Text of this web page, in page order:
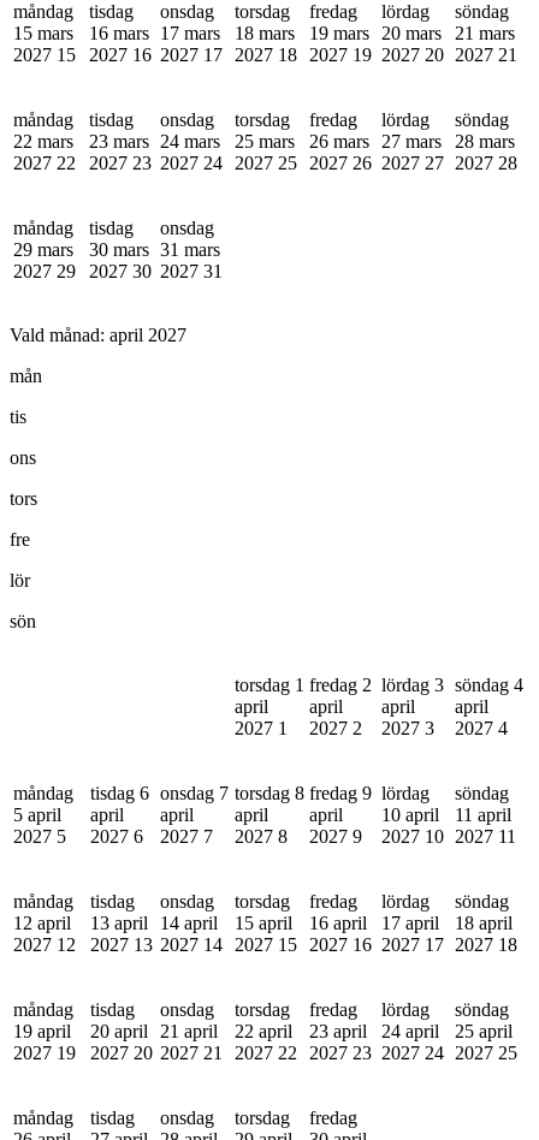
måndag
15 mars
2027 15
tisdag
16 mars
2027 16
onsdag
17 mars
2027 17
torsdag
18 mars
2027 18
fredag
19 mars
2027 19
lördag
20 mars
2027 20
söndag
21 mars
2027 21
måndag
22 mars
2027 22
tisdag
23 mars
2027 23
onsdag
24 mars
2027 24
torsdag
25 mars
2027 25
fredag
26 mars
2027 26
lördag
27 mars
2027 27
söndag
28 mars
2027 28
måndag
29 mars
2027 29
tisdag
30 mars
2027 30
onsdag
31 mars
2027 31
Vald månad: april 2027
mån
tis
ons
tors
fre
lör
sön
torsdag 1
april
2027 1
fredag 2
april
2027 2
lördag 3
april
2027 3
söndag 4
april
2027 4
måndag
5 april
2027 5
tisdag 6
april
2027 6
onsdag 7
april
2027 7
torsdag 8
april
2027 8
fredag 9
april
2027 9
lördag
10 april
2027 10
söndag
11 april
2027 11
måndag
12 april
2027 12
tisdag
13 april
2027 13
onsdag
14 april
2027 14
torsdag
15 april
2027 15
fredag
16 april
2027 16
lördag
17 april
2027 17
söndag
18 april
2027 18
måndag
19 april
2027 19
tisdag
20 april
2027 20
onsdag
21 april
2027 21
torsdag
22 april
2027 22
fredag
23 april
2027 23
lördag
24 april
2027 24
söndag
25 april
2027 25
måndag
tisdag
onsdag
torsdag
fredag